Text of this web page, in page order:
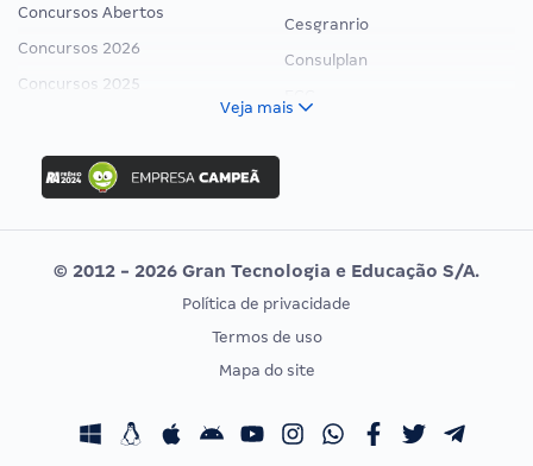
Concursos Abertos
Concursos 2026
Concursos 2025
Concurso Ibama
Concurso MPU
Editais publicados
Cesgranrio
Consulplan
Vunesp
CONCURSOS POR PROFISSÃO
Concursos Fiscais
EXAME DE ORDEM
Calendário OAB
Veja mais
© 2012 - 2026 Gran Tecnologia e Educação S/A.
Política de privacidade
Termos de uso
Mapa do site